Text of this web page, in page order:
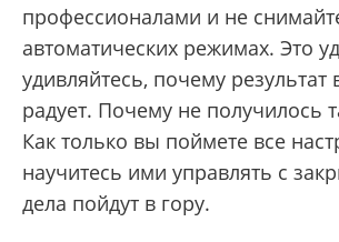
профессионалами и не
автоматических режимах. Это
удивляйтесь, почему результат
радует. Почему не получилось
Как только вы поймете все
научитесь ими управлять с
дела пойдут в гору.